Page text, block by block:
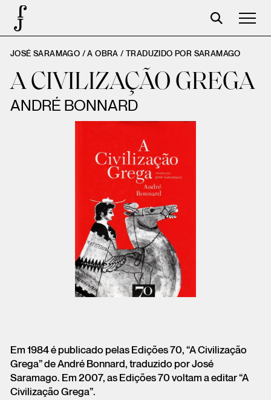
José Saramago
Programação
A Fundação
Centenário
JOSÉ SARAMAGO / A OBRA / TRADUZIDO POR SARAMAGO
A CIVILIZAÇÃO GREGA
ANDRÉ BONNARD
Em 1984 é publicado pelas Edições 70, “A Civilização
Grega” de André Bonnard, traduzido por José
Saramago. Em 2007, as Edições 70 voltam a editar “A
Civilização Grega”.